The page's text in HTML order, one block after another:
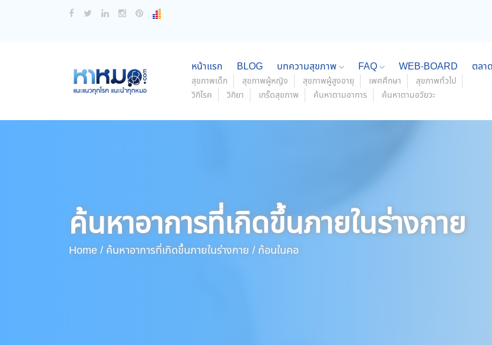
หน้าแรก BLOG บทความสุขภาพ FAQ WEB-BOARD ตลา
สุขภาพเด็ก สุขภาพผู้หญิง สุขภาพผู้สูงอายุ เพศศึกษา
สุขภาพทั่วไป
วิกิโรค
วิกิยา เกร็ดสุขภาพ ค้นหาตามอาการ ค้นหาตามอวัยวะ
ค้นหาอาการที่เกิดขึ้นภายในร่างกาย
Home / ค้นหาอาการที่เกิดขึ้นภายในร่างกาย / ก้อนในคอ